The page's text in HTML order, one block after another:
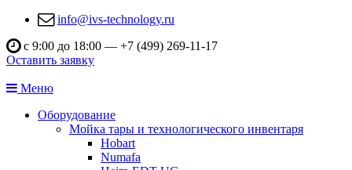
info@ivs-technology.ru
с 9:00 до 18:00 — +7 (499) 269-11-17
Оставить заявку
Меню
Оборудование
Мойка тары и технологического инвентаря
Hobart
Numafa